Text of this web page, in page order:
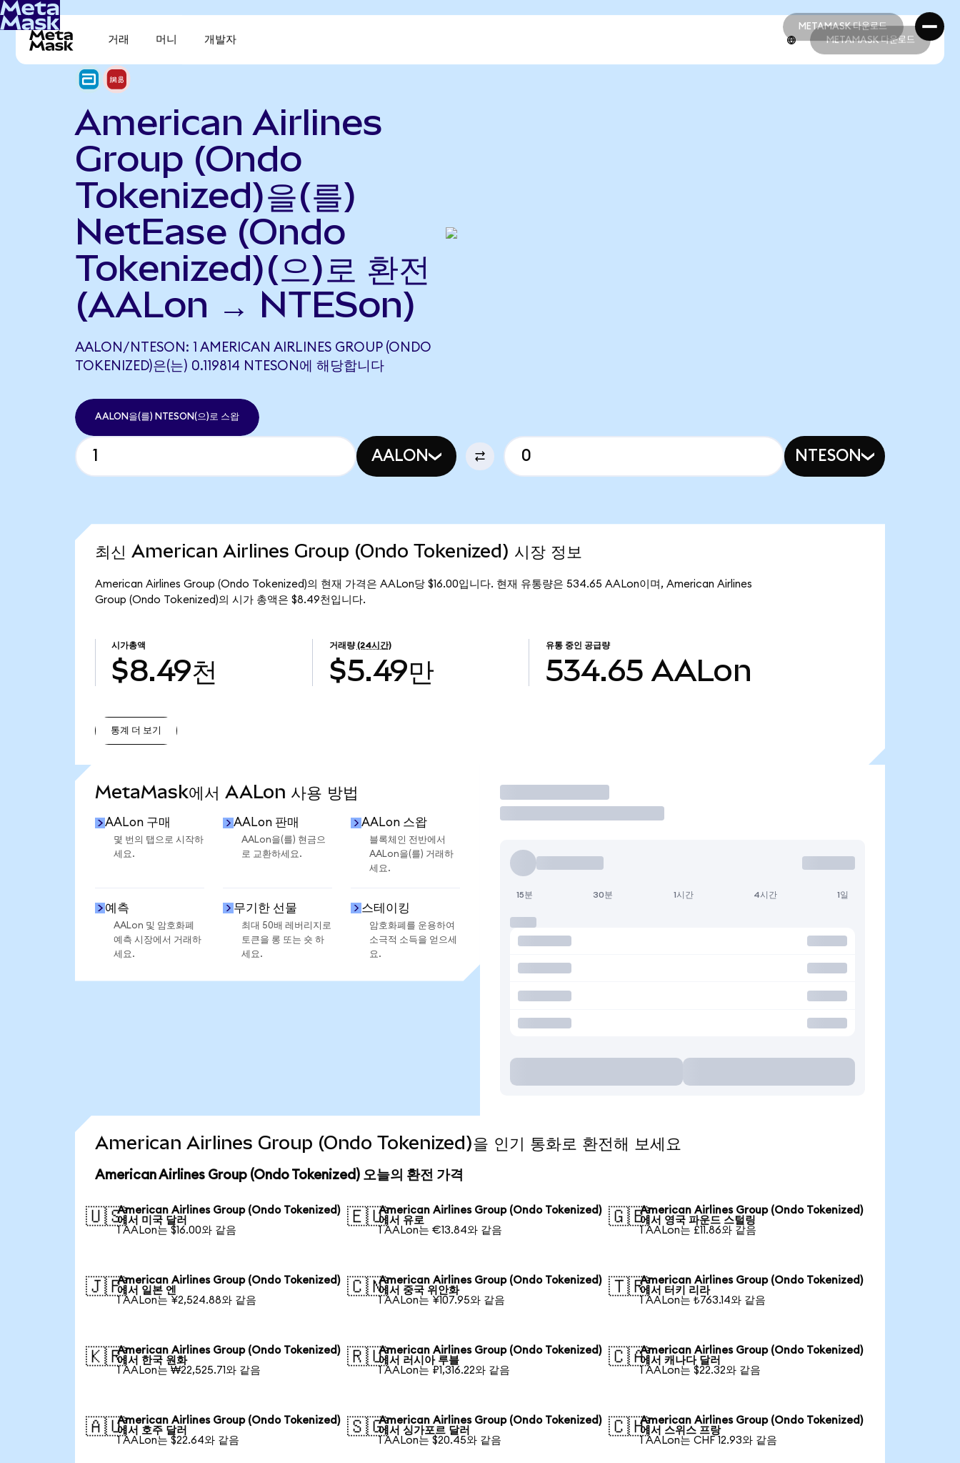
METAMASK 다운로드
METAMASK 다운로드
거래 머니 개발자 METAMASK 다운로드
American Airlines
Group (Ondo
Tokenized)을(를)
NetEase (Ondo
Tokenized)(으)로 환전
(AALon → NTESon)
AALON/NTESON: 1 AMERICAN AIRLINES GROUP (ONDO
TOKENIZED)은(는) 0.119814 NTESON에 해당합니다
AALON을(를) NTESON(으)로 스왑
AALON NTESON
최신 American Airlines Group (Ondo Tokenized) 시장 정보
American Airlines Group (Ondo Tokenized)의 현재 가격은 AALon당 $16.00입니다. 현재 유통량은 534.65 AALon이며, American Airlines
Group (Ondo Tokenized)의 시가 총액은 $8.49천입니다.
시가총액
$8.49천
거래량 (24시간)
$5.49만
유통 중인 공급량
534.65 AALon
통계 더 보기
MetaMask에서 AALon 사용 방법
AALon 구매
몇 번의 탭으로 시작하
세요.
AALon 판매
AALon을(를) 현금으
로 교환하세요.
AALon 스왑
블록체인 전반에서
AALon을(를) 거래하
세요.
예측
AALon 및 암호화폐
예측 시장에서 거래하
세요.
무기한 선물
최대 50배 레버리지로
토큰을 롱 또는 숏 하
세요.
스테이킹
암호화폐를 운용하여
소극적 소득을 얻으세
요.
거래
15분 30분 1시간 4시간 1일
American Airlines Group (Ondo Tokenized)을 인기 통화로 환전해 보세요
American Airlines Group (Ondo Tokenized) 오늘의 환전 가격
🇺🇸American Airlines Group (Ondo Tokenized)
에서 미국 달러
1 AALon는 $16.00와 같음
🇪🇺American Airlines Group (Ondo Tokenized)
에서 유로
1 AALon는 €13.84와 같음
🇬🇧American Airlines Group (Ondo Tokenized)
에서 영국 파운드 스털링
1 AALon는 £11.86와 같음
🇯🇵American Airlines Group (Ondo Tokenized)
에서 일본 엔
1 AALon는 ¥2,524.88와 같음
🇨🇳American Airlines Group (Ondo Tokenized)
에서 중국 위안화
1 AALon는 ¥107.95와 같음
🇹🇷American Airlines Group (Ondo Tokenized)
에서 터키 리라
1 AALon는 ₺763.14와 같음
🇰🇷American Airlines Group (Ondo Tokenized)
에서 한국 원화
1 AALon는 ₩22,525.71와 같음
🇷🇺American Airlines Group (Ondo Tokenized)
에서 러시아 루블
1 AALon는 ₽1,316.22와 같음
🇨🇦American Airlines Group (Ondo Tokenized)
에서 캐나다 달러
1 AALon는 $22.32와 같음
🇦🇺American Airlines Group (Ondo Tokenized)
에서 호주 달러
1 AALon는 $22.64와 같음
🇸🇬American Airlines Group (Ondo Tokenized)
에서 싱가포르 달러
1 AALon는 $20.45와 같음
🇨🇭American Airlines Group (Ondo Tokenized)
에서 스위스 프랑
1 AALon는 CHF 12.93와 같음